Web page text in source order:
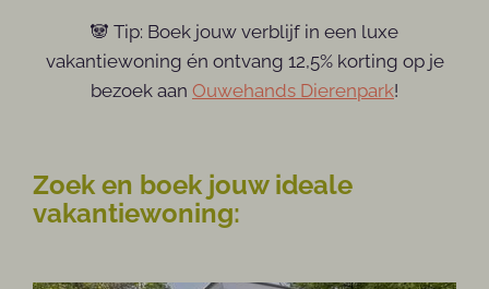
🐼 Tip: Boek jouw verblijf in een luxe
vakantiewoning én ontvang 12,5% korting op je
bezoek aan Ouwehands Dierenpark!
Zoek en boek jouw ideale
vakantiewoning: